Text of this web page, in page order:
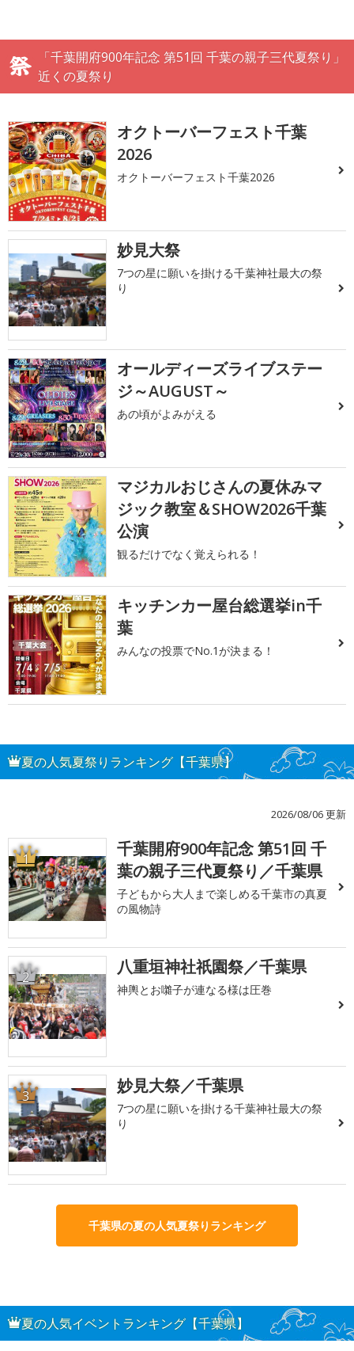
「千葉開府900年記念 第51回 千葉の親子三代夏祭り」
近くの夏祭り
オクトーバーフェスト千葉
2026
オクトーバーフェスト千葉2026
妙見大祭
7つの星に願いを掛ける千葉神社最大の祭
り
オールディーズライブステー
ジ～AUGUST～
あの頃がよみがえる
マジカルおじさんの夏休みマ
ジック教室＆SHOW2026千葉
公演
観るだけでなく覚えられる！
キッチンカー屋台総選挙in千
葉
みんなの投票でNo.1が決まる！
夏の人気夏祭りランキング【千葉県】
2026/08/06 更新
1
千葉開府900年記念 第51回 千
葉の親子三代夏祭り／千葉県
子どもから大人まで楽しめる千葉市の真夏
の風物詩
2 八重垣神社祇園祭／千葉県
神輿とお囃子が連なる様は圧巻
3 妙見大祭／千葉県
7つの星に願いを掛ける千葉神社最大の祭
り
千葉県の夏の人気夏祭りランキング
夏の人気イベントランキング【千葉県】